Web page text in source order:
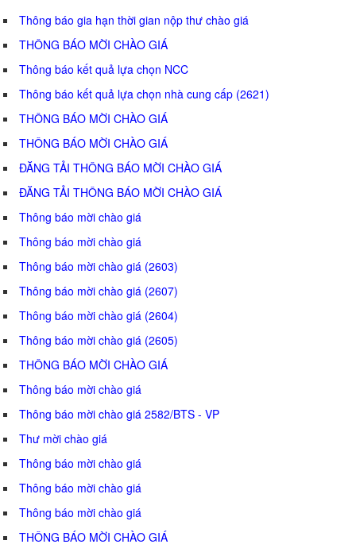
Thông báo gia hạn thời gian nộp thư chào giá
THÔNG BÁO MỜI CHÀO GIÁ
Thông báo kết quả lựa chọn NCC
Thông báo kết quả lựa chọn nhà cung cấp (2621)
THÔNG BÁO MỜI CHÀO GIÁ
THÔNG BÁO MỜI CHÀO GIÁ
ĐĂNG TẢI THÔNG BÁO MỜI CHÀO GIÁ
ĐĂNG TẢI THÔNG BÁO MỜI CHÀO GIÁ
Thông báo mời chào giá
Thông báo mời chào giá
Thông báo mời chào giá (2603)
Thông báo mời chào giá (2607)
Thông báo mời chào giá (2604)
Thông báo mời chào giá (2605)
THÔNG BÁO MỜI CHÀO GIÁ
Thông báo mời chào giá
Thông báo mời chào giá 2582/BTS - VP
Thư mời chào giá
Thông báo mời chào giá
Thông báo mời chào giá
Thông báo mời chào giá
THÔNG BÁO MỜI CHÀO GIÁ